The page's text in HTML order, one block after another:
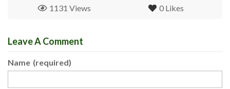
0 Likes
1131 Views
Leave A Comment
Name (required)